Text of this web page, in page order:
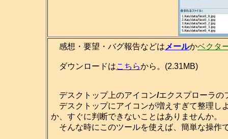
感想・要望・バグ報告などは メールかベクタ
ダウンロードはこちらから。(2.31MB)
デスクトップ上のアイコン/エクスプローラの
デスクトップにアイコンが増えすぎて整理し
か、すぐに判断できないことはありませんか。
そんな時にこのツールを使えば、簡単な操作